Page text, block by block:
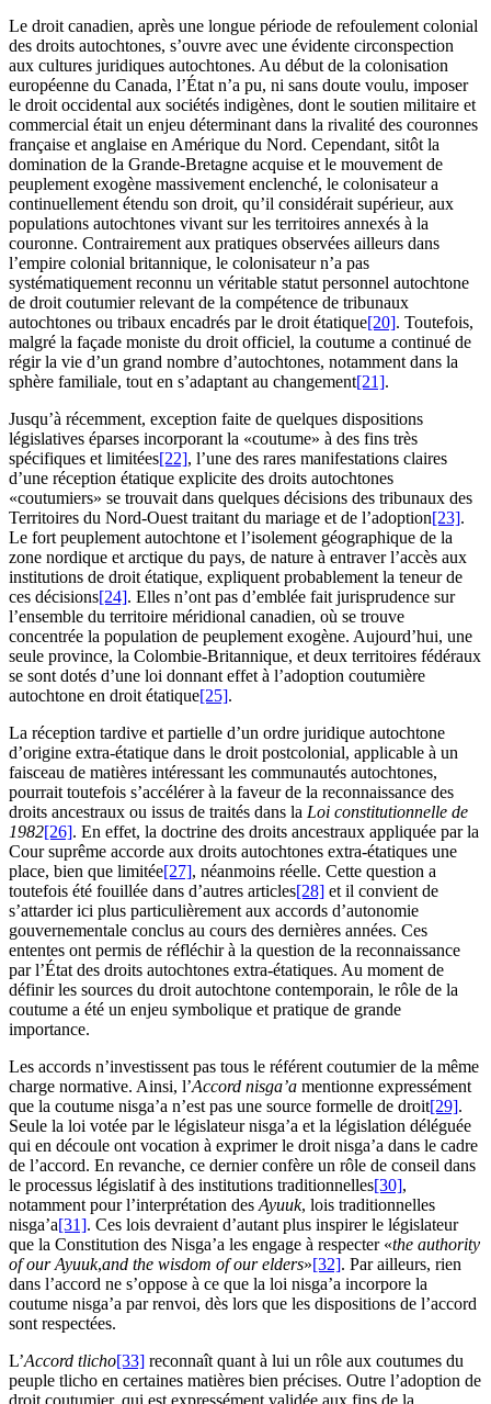
Le droit canadien, après une longue période de refoulement colonial
des droits autochtones, s’ouvre avec une évidente circonspection
aux cultures juridiques autochtones. Au début de la colonisation
européenne du Canada, l’État n’a pu, ni sans doute voulu, imposer
le droit occidental aux sociétés indigènes, dont le soutien militaire et
commercial était un enjeu déterminant dans la rivalité des couronnes
française et anglaise en Amérique du Nord. Cependant, sitôt la
domination de la Grande-Bretagne acquise et le mouvement de
peuplement exogène massivement enclenché, le colonisateur a
continuellement étendu son droit, qu’il considérait supérieur, aux
populations autochtones vivant sur les territoires annexés à la
couronne. Contrairement aux pratiques observées ailleurs dans
l’empire colonial britannique, le colonisateur n’a pas
systématiquement reconnu un véritable statut personnel autochtone
de droit coutumier relevant de la compétence de tribunaux
autochtones ou tribaux encadrés par le droit étatique[20]. Toutefois,
malgré la façade moniste du droit officiel, la coutume a continué de
régir la vie d’un grand nombre d’autochtones, notamment dans la
sphère familiale, tout en s’adaptant au changement[21].
Jusqu’à récemment, exception faite de quelques dispositions
législatives éparses incorporant la «coutume» à des fins très
spécifiques et limitées[22], l’une des rares manifestations claires
d’une réception étatique explicite des droits autochtones
«coutumiers» se trouvait dans quelques décisions des tribunaux des
Territoires du Nord-Ouest traitant du mariage et de l’adoption[23].
Le fort peuplement autochtone et l’isolement géographique de la
zone nordique et arctique du pays, de nature à entraver l’accès aux
institutions de droit étatique, expliquent probablement la teneur de
ces décisions[24]. Elles n’ont pas d’emblée fait jurisprudence sur
l’ensemble du territoire méridional canadien, où se trouve
concentrée la population de peuplement exogène. Aujourd’hui, une
seule province, la Colombie-Britannique, et deux territoires fédéraux
se sont dotés d’une loi donnant effet à l’adoption coutumière
autochtone en droit étatique[25].
La réception tardive et partielle d’un ordre juridique autochtone
d’origine extra-étatique dans le droit postcolonial, applicable à un
faisceau de matières intéressant les communautés autochtones,
pourrait toutefois s’accélérer à la faveur de la reconnaissance des
droits ancestraux ou issus de traités dans la Loi constitutionnelle de
1982[26]. En effet, la doctrine des droits ancestraux appliquée par la
Cour suprême accorde aux droits autochtones extra-étatiques une
place, bien que limitée[27], néanmoins réelle. Cette question a
toutefois été fouillée dans d’autres articles[28] et il convient de
s’attarder ici plus particulièrement aux accords d’autonomie
gouvernementale conclus au cours des dernières années. Ces
ententes ont permis de réfléchir à la question de la reconnaissance
par l’État des droits autochtones extra-étatiques. Au moment de
définir les sources du droit autochtone contemporain, le rôle de la
coutume a été un enjeu symbolique et pratique de grande
importance.
Les accords n’investissent pas tous le référent coutumier de la même
charge normative. Ainsi, l’Accord nisga’a mentionne expressément
que la coutume nisga’a n’est pas une source formelle de droit[29].
Seule la loi votée par le législateur nisga’a et la législation déléguée
qui en découle ont vocation à exprimer le droit nisga’a dans le cadre
de l’accord. En revanche, ce dernier confère un rôle de conseil dans
le processus législatif à des institutions traditionnelles[30],
notamment pour l’interprétation des Ayuuk, lois traditionnelles
nisga’a[31]. Ces lois devraient d’autant plus inspirer le législateur
que la Constitution des Nisga’a les engage à respecter «the authority
of our Ayuuk,and the wisdom of our elders»[32]. Par ailleurs, rien
dans l’accord ne s’oppose à ce que la loi nisga’a incorpore la
coutume nisga’a par renvoi, dès lors que les dispositions de l’accord
sont respectées.
L’Accord tlicho[33] reconnaît quant à lui un rôle aux coutumes du
peuple tlicho en certaines matières bien précises. Outre l’adoption de
droit coutumier, qui est expressément validée aux fins de la